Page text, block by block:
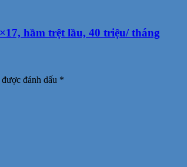
hầm trệt lầu, 40 triệu/ tháng
đánh dấu *